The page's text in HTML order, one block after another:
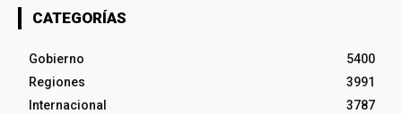
CATEGORÍAS
Gobierno
5400
Regiones
3991
Internacional
3787